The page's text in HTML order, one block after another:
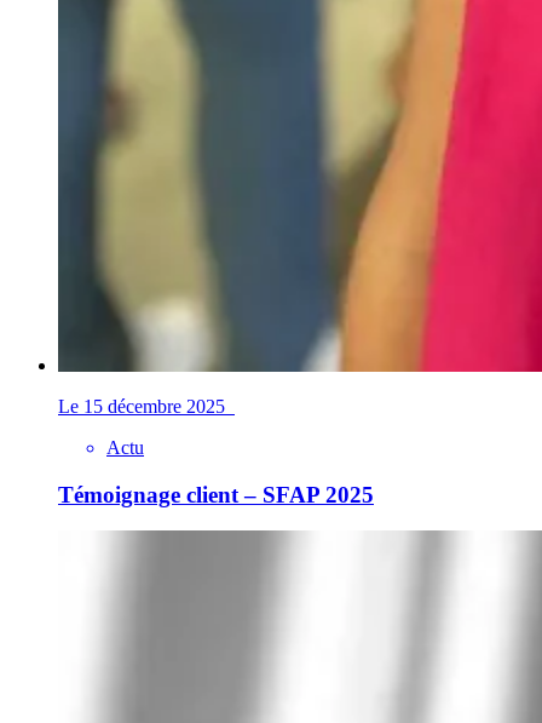
Le 15 décembre 2025
Actu
Témoignage client – SFAP 2025